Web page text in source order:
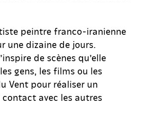
peintre franco-iranienne
une dizaine de jours.
de scènes qu’elle
gens, les films ou les
Vent pour réaliser un
avec les autres